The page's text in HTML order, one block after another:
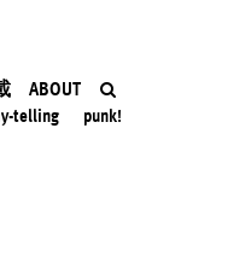
ABOUT
telling punk!